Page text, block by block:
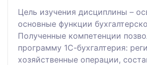
Цель изучения дисциплины –
основные функции
Полученные компетенции
программу 1С-бухгалтерия:
хозяйственные операции,